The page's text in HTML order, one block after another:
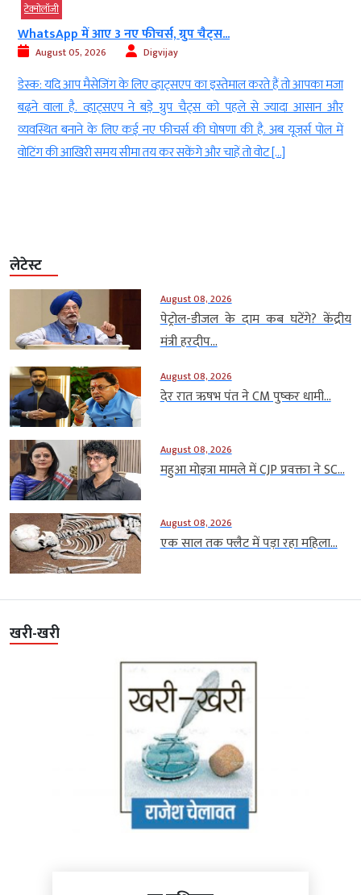
टेक्‍नोलॉजी
WhatsApp में आए 3 नए फीचर्स, ग्रुप चैट्स...
August 05, 2026 Digvijay
डेस्क: यदि आप मैसेजिंग के लिए व्हाट्सएप का इस्तेमाल करते हैं तो आपका मजा
बढ़ने वाला है. व्हाट्सएप ने बड़े ग्रुप चैट्स को पहले से ज्यादा आसान और
व्यवस्थित बनाने के लिए कई नए फीचर्स की घोषणा की है. अब यूजर्स पोल में
वोटिंग की आखिरी समय सीमा तय कर सकेंगे और चाहें तो वोट […]
लेटेस्ट
August 08, 2026
पेट्रोल-डीजल के दाम कब घटेंगे? केंद्रीय
मंत्री हरदीप...
August 08, 2026
देर रात ऋषभ पंत ने CM पुष्कर धामी...
August 08, 2026
महुआ मोइत्रा मामले में CJP प्रवक्ता ने SC...
August 08, 2026
एक साल तक फ्लैट में पड़ा रहा महिला...
खरी-खरी